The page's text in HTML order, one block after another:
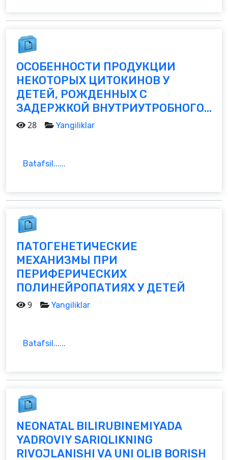
ОСОБЕННОСТИ ПРОДУКЦИИ
НЕКОТОРЫХ ЦИТОКИНОВ У
ДЕТЕЙ, РОЖДЕННЫХ С
ЗАДЕРЖКОЙ ВНУТРИУТРОБНОГО...
28 Yangiliklar
Batafsil......
ПАТОГЕНЕТИЧЕСКИЕ
МЕХАНИЗМЫ ПРИ
ПЕРИФЕРИЧЕСКИХ
ПОЛИНЕЙРОПАТИЯХ У ДЕТЕЙ
9 Yangiliklar
Batafsil......
NEONATAL BILIRUBINEMIYADA
YADROVIY SARIQLIKNING
RIVOJLANISHI VA UNI OLIB BORISH